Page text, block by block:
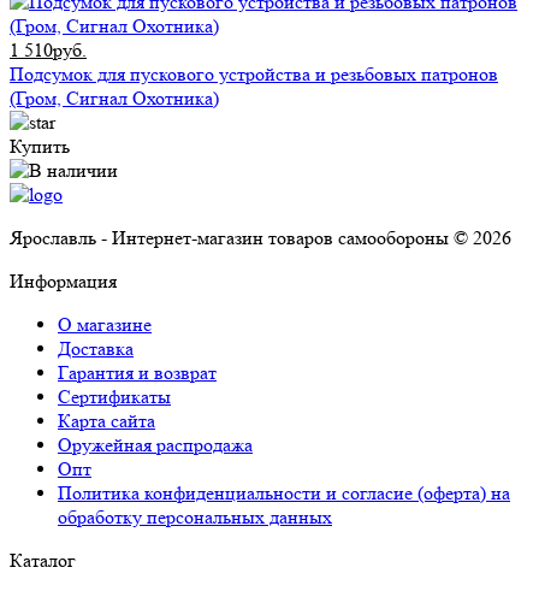
1 510руб.
Подсумок для пускового устройства и резьбовых патронов
(Гром, Сигнал Охотника)
Купить
Ярославль - Интернет-магазин товаров самообороны © 2026
Информация
О магазине
Доставка
Гарантия и возврат
Сертификаты
Карта сайта
Оружейная распродажа
Опт
Политика конфиденциальности и согласие (оферта) на
обработку персональных данных
Каталог